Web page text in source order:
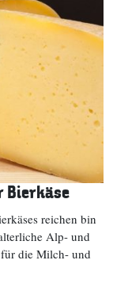
Bierkäse
reichen bin
Alp- und
die Milch- und